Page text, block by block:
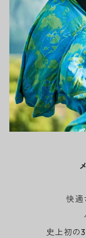
快適
史上初の